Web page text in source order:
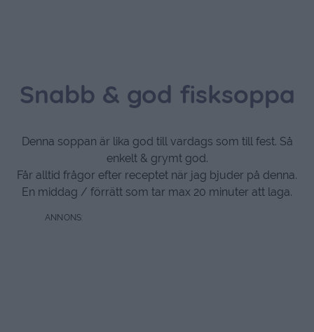
Snabb & god fisksoppa
Denna soppan är lika god till vardags som till fest. Så
enkelt & grymt god.
Får alltid frågor efter receptet när jag bjuder på denna.
En middag / förrätt som tar max 20 minuter att laga.